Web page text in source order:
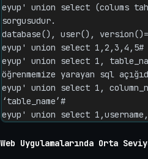
eyup' union select (colums
sorgusudur.
database(), user(),
eyup' union select 1,2,3,4,5#
eyup' union select 1,
öğrenmemize yarayan sql
eyup' union select 1,
‘table_name’#
eyup' union select
Web Uygulamalarında Orta